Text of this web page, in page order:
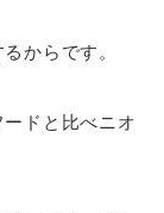
からです。
ドと比べニオ